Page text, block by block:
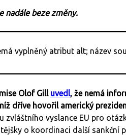
nadále beze změny.
Olof Gill uvedl, že nemá
dříve hovořil americký
zvláštního vyslance EU pro
o koordinaci další